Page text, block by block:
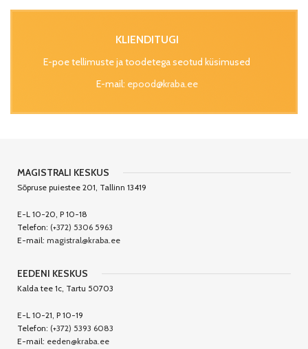
KLIENDITUGI
E-poe tellimuste ja toodetega seotud küsimused
E-mail: epood@kraba.ee
MAGISTRALI KESKUS
Sõpruse puiestee 201, Tallinn 13419
E-L 10-20, P 10-18
Telefon: (+372) 5306 5963
E-mail: magistral@kraba.ee
EEDENI KESKUS
Kalda tee 1c, Tartu 50703
E-L 10-21, P 10-19
Telefon: (+372) 5393 6083
E-mail: eeden@kraba.ee